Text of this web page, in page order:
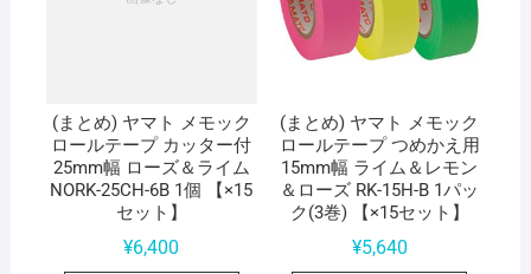
(まとめ) ヤマト メモック
ロールテープ カッター付
25mm幅 ローズ＆ライム
NORK-25CH-6B 1個 【×15
セット】
¥6,400
(まとめ) ヤマト メモック
ロールテープ つめかえ用
15mm幅 ライム＆レモン
＆ローズ RK-15H-B 1パッ
ク(3巻) 【×15セット】
¥5,640